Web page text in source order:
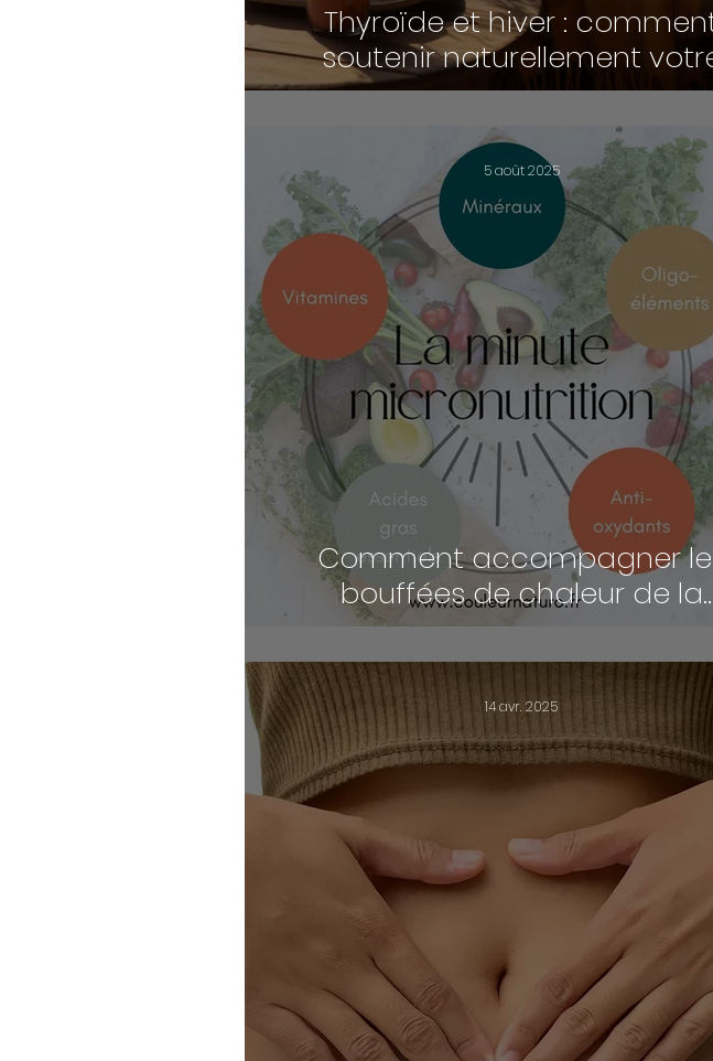
Thyroïde et hiver :
soutenir naturellement
énergie
5 août 2025
Comment accompagner
bouffées de chaleur de la
ménopause grâce à la
micronutrition ?
14 avr. 2025